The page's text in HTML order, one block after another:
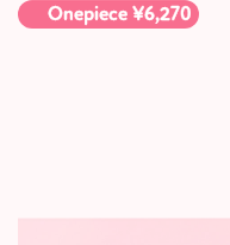
Onepiece ¥6,270